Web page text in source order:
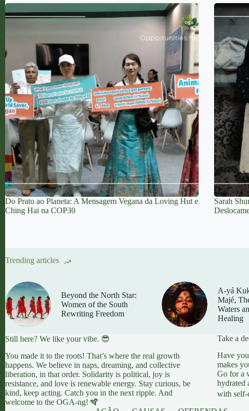
Do Prato ao Planeta: A Mensagem Vegana da Loving Hut e
Ching Hai na COP30
Sarah
Trending articles
Beyond the North Star:
Women of the South
Rewriting Freedom
A-yá
Majé,
Waters
Healing
Still here? We like your vibe. 😎
You made it to the roots! That’s where the real growth
happens. We believe in naps, dreaming, and collective
liberation, in that order. Solidarity is political, joy is
resistance, and love is renewable energy. Stay curious, be
kind, keep acting. Catch you in the next ripple. And
welcome to the OGA-ng! 🪇
Take a
Have
makes
Go for a
hydrated
with self-